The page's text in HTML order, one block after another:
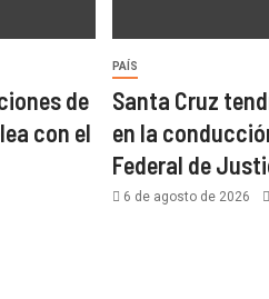
de
con el
PAÍS
Santa Cruz
en la
Federal de
6 de agosto de 2026